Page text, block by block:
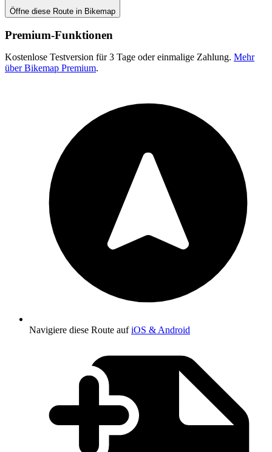
Öffne diese Route in Bikemap
Premium-Funktionen
Kostenlose Testversion für 3 Tage oder einmalige Zahlung. Mehr
über Bikemap Premium.
Navigiere diese Route aufiOS & Android